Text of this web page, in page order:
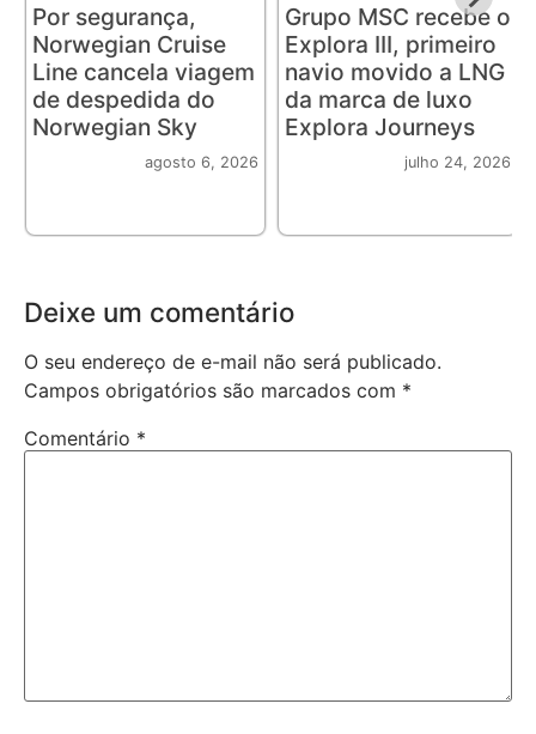
Por segurança,
Norwegian Cruise
Line cancela viagem
de despedida do
Norwegian Sky
agosto 6, 2026
Grupo MSC recebe o
Explora III, primeiro
navio movido a LNG
da marca de luxo
Explora Journeys
julho 24, 2026
Deixe um comentário
O seu endereço de e-mail não será publicado.
Campos obrigatórios são marcados com *
Comentário *